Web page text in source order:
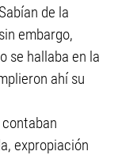
de la
embargo,
se hallaba en la
ahí su
expropiación